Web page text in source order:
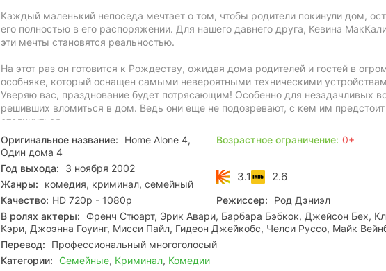
Каждый маленький непоседа мечтает о том, чтобы родители покинули дом,
его полностью в его распоряжении. Для нашего давнего друга, Кевина
эти мечты становятся реальностью.
На этот раз он готовится к Рождеству, ожидая дома родителей и гостей в
особняке, который оснащен самыми невероятными техническими
Уверяю вас, празднование будет потрясающим! Особенно для незадачливых
решивших вломиться в дом. Ведь они еще не подозревают, с кем им предстоит
столкнуться…
Оригинальное название:
Home Alone 4,
Один дома 4
Возрастное ограничение: 0+
Год выхода: 3 ноября 2002
3.1 2.6
Жанры:
комедия, криминал, семейный
Качество: HD 720p - 1080p Режиссер:
Род Дэниэл
В ролях актеры:
Френч Стюарт, Эрик Авари, Барбара Бэбкок, Джейсон Бех,
Кэри, Джоэнна Гоуинг, Мисси Пайл, Гидеон Джейкобс, Челси Руссо, Майк
Перевод:
Профессиональный многоголосый
Категории: Семейные, Криминал, Комедии